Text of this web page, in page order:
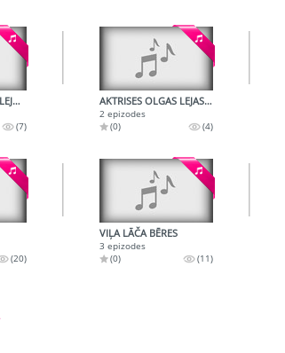
ANTAS KLINTS JUBILEJAS VAKARS
(7)
AKTRISES OLGAS LEJASKALNES JUBILEJAS VAKARS
2 epizodes
(0)
(4)
(20)
VIĻA LĀČA BĒRES
3 epizodes
(0)
(11)